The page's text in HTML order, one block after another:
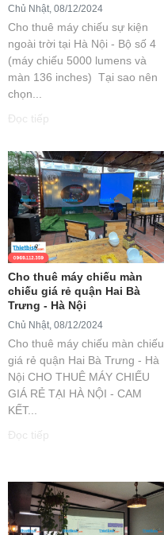
Chủ Nhật, 08/12/2024
Cho thuê máy chiếu sự kiện
ngoài trời tại Hà Nội - Bộ số 4
(máy chiếu 5000 lumens và
màn 136 inches) Tại sao nên
chọn...
Đọc tiếp
Cho thuê máy chiếu màn
chiếu giá rẻ quận Hai Bà
Trưng - Hà Nội
Chủ Nhật, 08/12/2024
Cho thuê máy chiếu màn chiếu
giá rẻ quận Hai Bà Trưng - Hà
Nội CHO THUÊ MÁY CHIẾU
GIÁ RẺ TẠI HÀ NỘI - CAM
KẾT...
Đọc tiếp